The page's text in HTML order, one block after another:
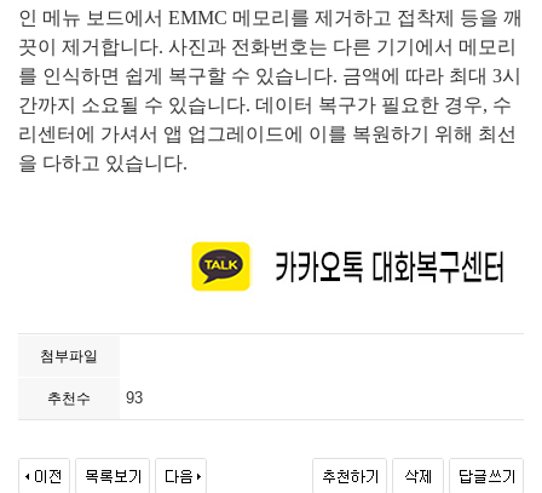
인 메뉴 보드에서 EMMC 메모리를 제거하고 접착제 등을 깨
끗이 제거합니다. 사진과 전화번호는 다른 기기에서 메모리
를 인식하면 쉽게 복구할 수 있습니다. 금액에 따라 최대 3시
간까지 소요될 수 있습니다. 데이터 복구가 필요한 경우, 수
리센터에 가셔서 앱 업그레이드에 이를 복원하기 위해 최선
을 다하고 있습니다.
첨부파일
추천수 93